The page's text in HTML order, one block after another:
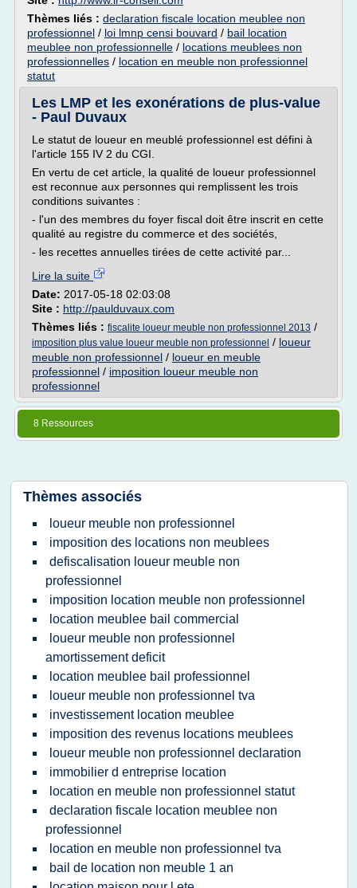
Thèmes liés : declaration fiscale location meublee non
professionnel / loi lmnp censi bouvard / bail location
meublee non professionnelle / locations meublees non
professionnelles / location en meuble non professionnel
statut
Les LMP et les exonérations de plus-value
- Paul Duvaux
Le statut de loueur en meublé professionnel est défini à
l'article 155 IV 2 du CGI.
En vertu de cet article, la qualité de loueur professionnel
est reconnue aux personnes qui remplissent les trois
conditions suivantes :
- l'un des membres du foyer fiscal doit être inscrit en cette
qualité au registre du commerce et des sociétés,
- les recettes annuelles tirées de cette activité par...
Lire la suite
Date: 2017-05-18 02:03:08
Site : http://paulduvaux.com
Thèmes liés : fiscalite loueur meuble non professionnel 2013 /
imposition plus value loueur meuble non professionnel / loueur
meuble non professionnel / loueur en meuble
professionnel / imposition loueur meuble non
professionnel
8 Ressources
Thèmes associés
loueur meuble non professionnel
imposition des locations non meublees
defiscalisation loueur meuble non
professionnel
imposition location meuble non professionnel
location meublee bail commercial
loueur meuble non professionnel
amortissement deficit
location meublee bail professionnel
loueur meuble non professionnel tva
investissement location meublee
imposition des revenus locations meublees
loueur meuble non professionnel declaration
immobilier d entreprise location
location en meuble non professionnel statut
declaration fiscale location meublee non
professionnel
location en meuble non professionnel tva
bail de location non meuble 1 an